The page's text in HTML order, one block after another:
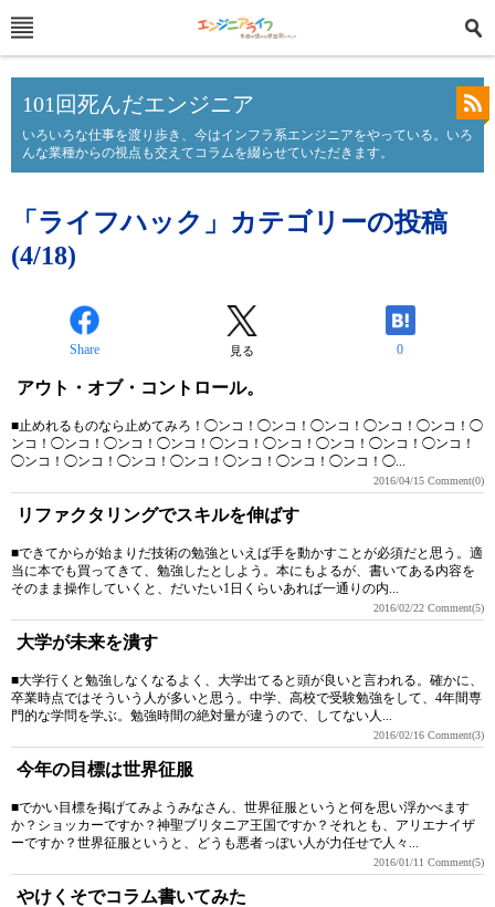
101回死んだエンジニア
いろいろな仕事を渡り歩き、今はインフラ系エンジニアをやっている。いろ
んな業種からの視点も交えてコラムを綴らせていただきます。
「ライフハック」カテゴリーの投稿
(4/18)
Share 見る 0
アウト・オブ・コントロール。
■止めれるものなら止めてみろ！◯ンコ！◯ンコ！◯ンコ！◯ンコ！◯ンコ！◯
ンコ！◯ンコ！◯ンコ！◯ンコ！◯ンコ！◯ンコ！◯ンコ！◯ンコ！◯ンコ！
◯ンコ！◯ンコ！◯ンコ！◯ンコ！◯ンコ！◯ンコ！◯ンコ！◯...
2016/04/15 Comment(0)
リファクタリングでスキルを伸ばす
■できてからが始まりだ技術の勉強といえば手を動かすことが必須だと思う。適
当に本でも買ってきて、勉強したとしよう。本にもよるが、書いてある内容を
そのまま操作していくと、だいたい1日くらいあれば一通りの内...
2016/02/22 Comment(5)
大学が未来を潰す
■大学行くと勉強しなくなるよく、大学出てると頭が良いと言われる。確かに、
卒業時点ではそういう人が多いと思う。中学、高校で受験勉強をして、4年間専
門的な学問を学ぶ。勉強時間の絶対量が違うので、してない人...
2016/02/16 Comment(3)
今年の目標は世界征服
■でかい目標を掲げてみようみなさん、世界征服というと何を思い浮かべます
か？ショッカーですか？神聖ブリタニア王国ですか？それとも、アリエナイザ
ーですか？世界征服というと、どうも悪者っぽい人が力任せで人々...
2016/01/11 Comment(5)
やけくそでコラム書いてみた